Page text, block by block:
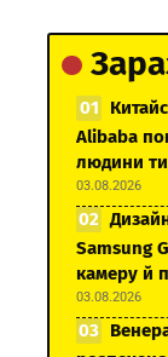
Alibaba
людини
03.08.2026
Samsung
камеру й
03.08.2026